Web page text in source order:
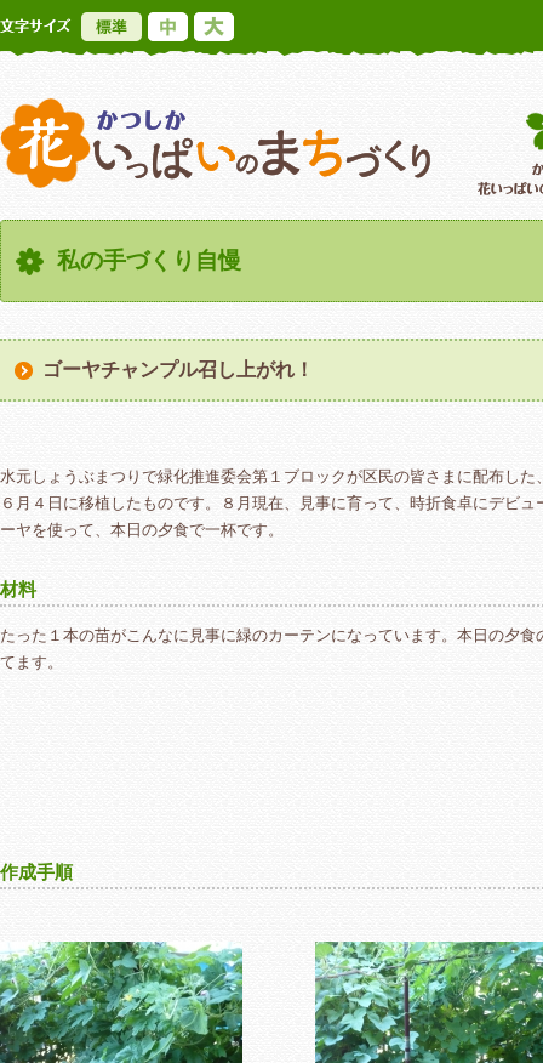
標準
かつしか花い
私の手づくり自慢
ゴーヤチャンプル召し上がれ！
水元しょうぶまつりで緑化推進委会第１ブロックが区民の皆さまに配布した
６月４日に移植したものです。８月現在、見事に育って、時折食卓にデビュ
ーヤを使って、本日の夕食で一杯です。
材料
たった１本の苗がこんなに見事に緑のカーテンになっています。本日の夕食
てます。
作成手順